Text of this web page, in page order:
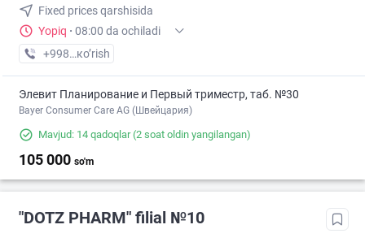
Fixed prices qarshisida
Yopiq · 08:00 da ochiladi
+998 (71) XXX-XX-XX
кo’rish
Элевит Планирование и Первый триместр, таб. №30
Bayer Consumer Care AG (Швейцария)
Mavjud: 14 qadoqlar(2 soat oldin yangilangan)
105 000 so'm
"DOTZ PHARM" filial №10